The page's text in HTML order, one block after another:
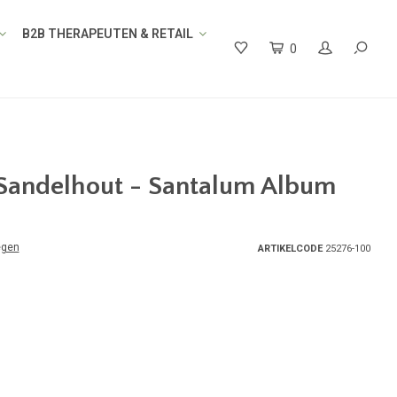
B2B THERAPEUTEN & RETAIL
0
- Santalum Album
ARTIKELCODE25276-100